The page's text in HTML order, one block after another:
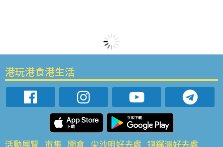
港玩港食港生活
活動展覽 市集 開倉 尖沙咀好去處 銅鑼灣好去處